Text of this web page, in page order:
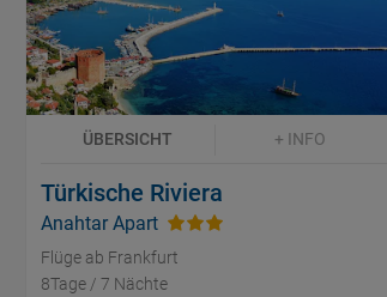
ÜBERSICHT + INFO
Türkische Riviera
Anahtar Apart
Flüge ab Frankfurt
8Tage / 7 Nächte